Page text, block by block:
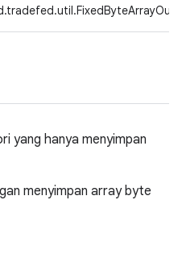
yang hanya menyimpan
menyimpan array byte